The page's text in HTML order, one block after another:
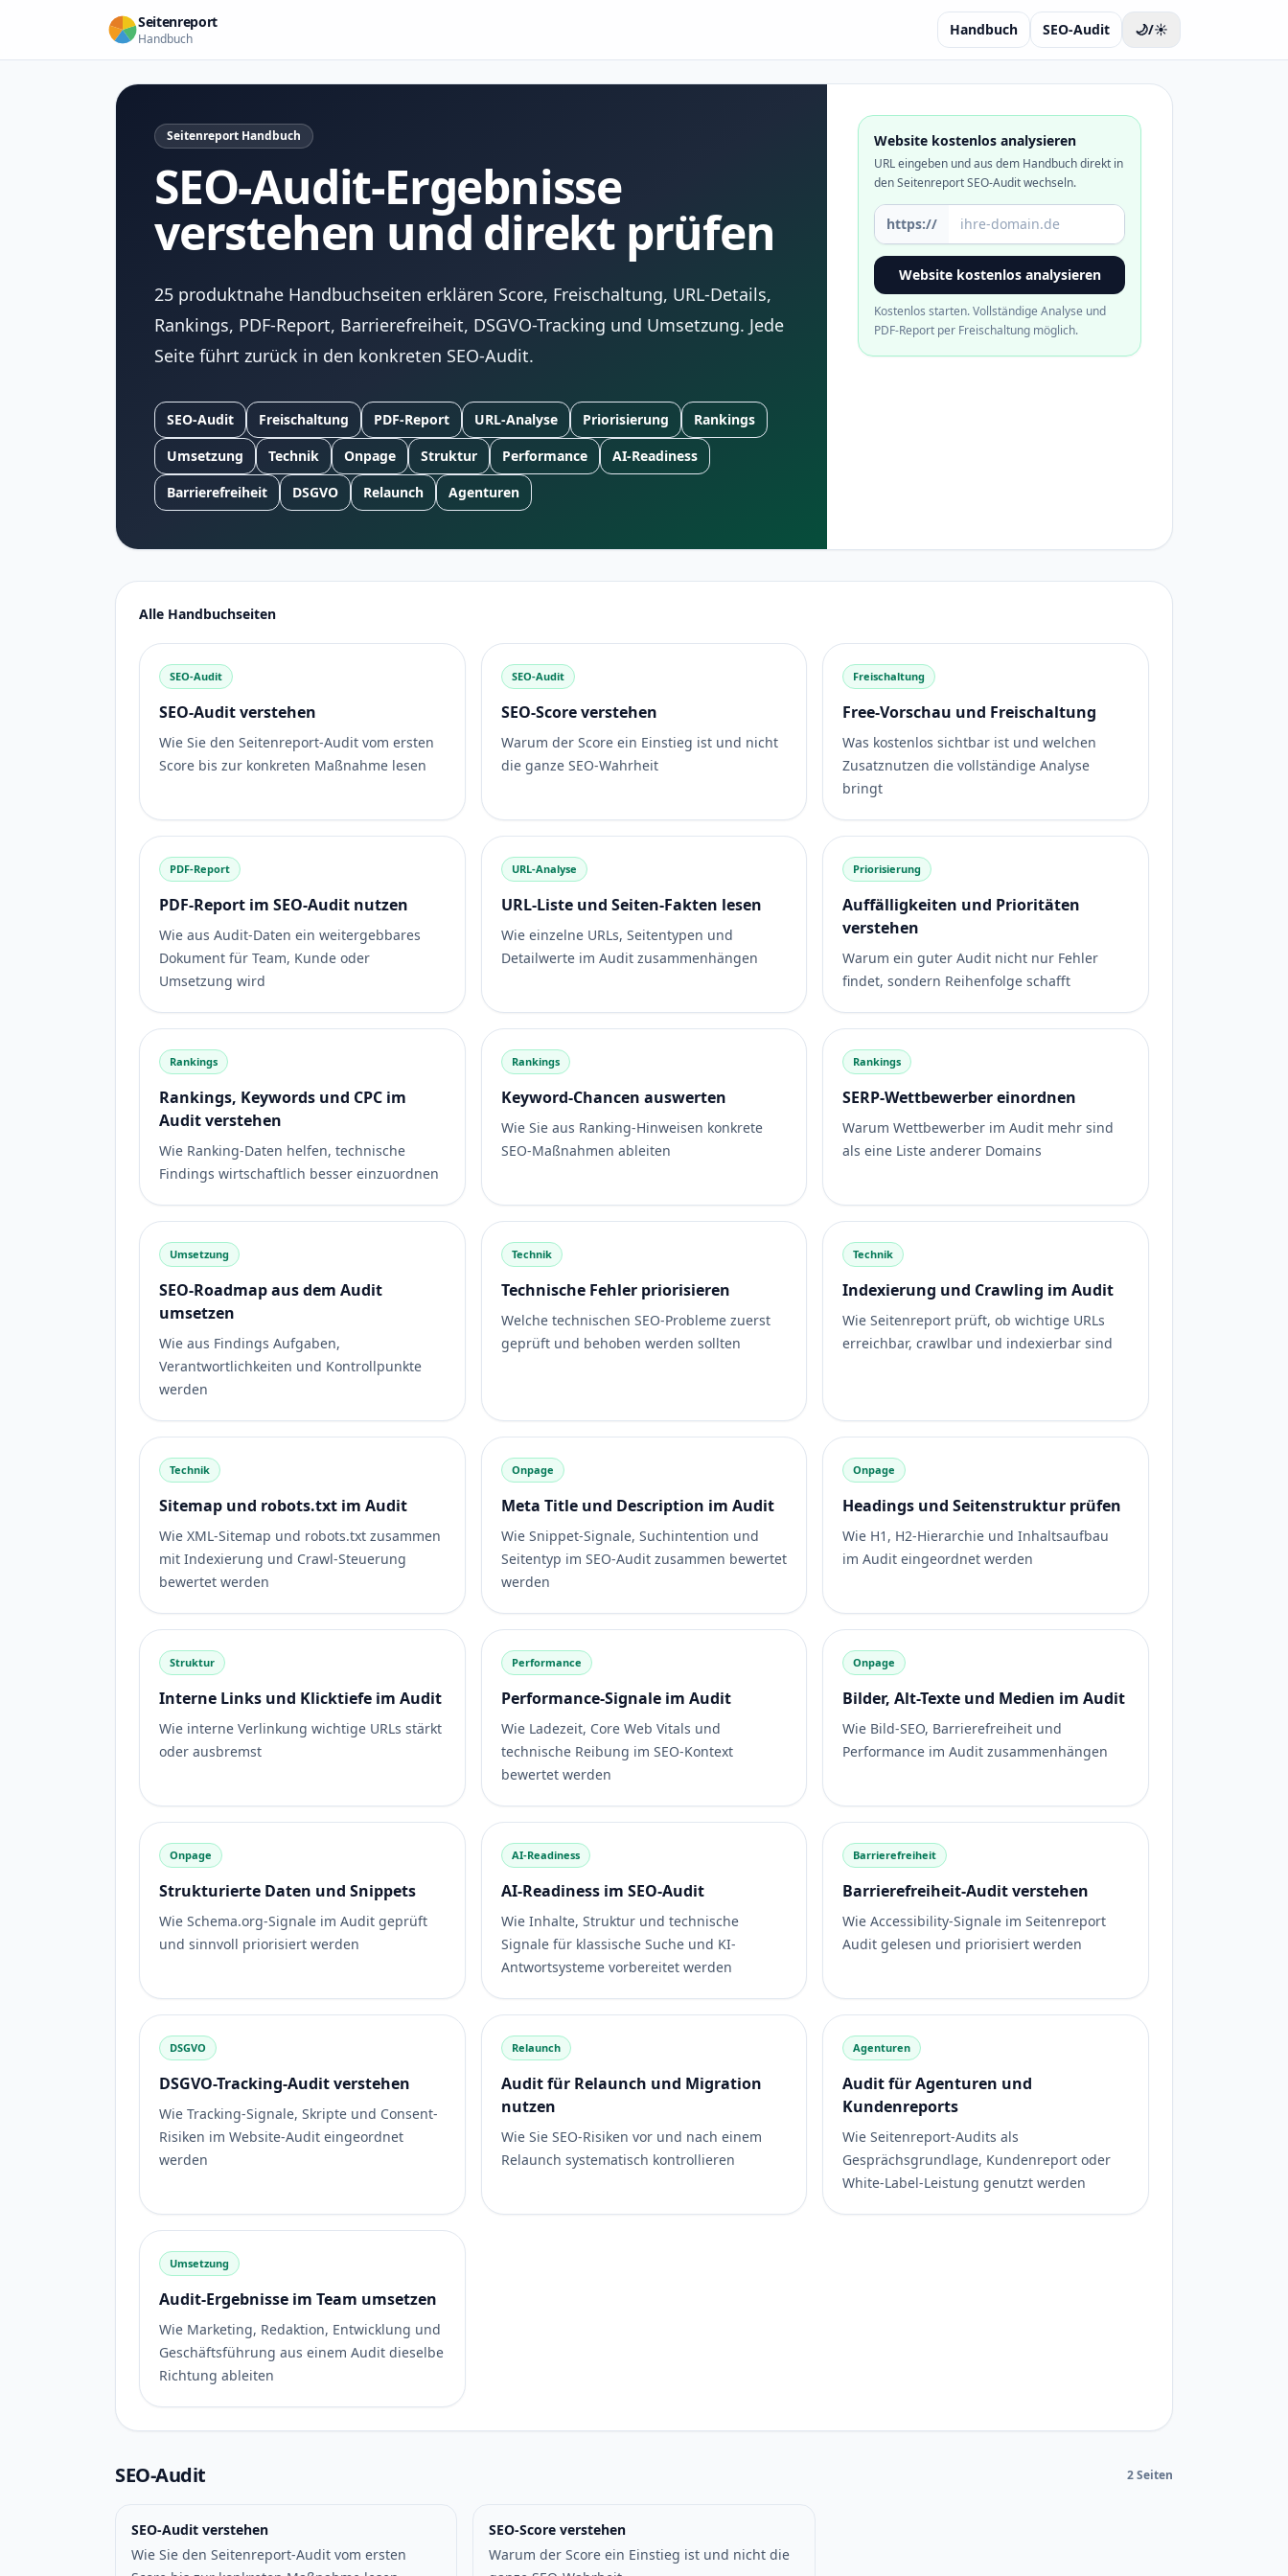
Seitenreport
Handbuch
Handbuch SEO-Audit 🌙/☀️
Seitenreport Handbuch
SEO-Audit-Ergebnisse
verstehen und direkt prüfen
25 produktnahe Handbuchseiten erklären Score, Freischaltung, URL-Details,
Rankings, PDF-Report, Barrierefreiheit, DSGVO-Tracking und Umsetzung. Jede
Seite führt zurück in den konkreten SEO-Audit.
SEO-Audit Freischaltung PDF-Report URL-Analyse Priorisierung
Rankings
Umsetzung
Technik Onpage Struktur Performance
AI-Readiness
Barrierefreiheit
DSGVO Relaunch Agenturen
Website kostenlos analysieren
URL eingeben und aus dem Handbuch direkt in
den Seitenreport SEO-Audit wechseln.
Domain oder URL
https://
Website kostenlos analysieren
Kostenlos starten. Vollständige Analyse und
PDF-Report per Freischaltung möglich.
Alle Handbuchseiten
SEO-Audit
SEO-Audit verstehen
Wie Sie den Seitenreport-Audit vom ersten
Score bis zur konkreten Maßnahme lesen
SEO-Audit
SEO-Score verstehen
Warum der Score ein Einstieg ist und nicht
die ganze SEO-Wahrheit
Freischaltung
Free-Vorschau und Freischaltung
Was kostenlos sichtbar ist und welchen
Zusatznutzen die vollständige Analyse
bringt
PDF-Report
PDF-Report im SEO-Audit nutzen
Wie aus Audit-Daten ein weitergebbares
Dokument für Team, Kunde oder
Umsetzung wird
URL-Analyse
URL-Liste und Seiten-Fakten lesen
Wie einzelne URLs, Seitentypen und
Detailwerte im Audit zusammenhängen
Priorisierung
Auffälligkeiten und Prioritäten
verstehen
Warum ein guter Audit nicht nur Fehler
findet, sondern Reihenfolge schafft
Rankings
Rankings, Keywords und CPC im
Audit verstehen
Wie Ranking-Daten helfen, technische
Findings wirtschaftlich besser einzuordnen
Rankings
Keyword-Chancen auswerten
Wie Sie aus Ranking-Hinweisen konkrete
SEO-Maßnahmen ableiten
Rankings
SERP-Wettbewerber einordnen
Warum Wettbewerber im Audit mehr sind
als eine Liste anderer Domains
Umsetzung
SEO-Roadmap aus dem Audit
umsetzen
Wie aus Findings Aufgaben,
Verantwortlichkeiten und Kontrollpunkte
werden
Technik
Technische Fehler priorisieren
Welche technischen SEO-Probleme zuerst
geprüft und behoben werden sollten
Technik
Indexierung und Crawling im Audit
Wie Seitenreport prüft, ob wichtige URLs
erreichbar, crawlbar und indexierbar sind
Technik
Sitemap und robots.txt im Audit
Wie XML-Sitemap und robots.txt zusammen
mit Indexierung und Crawl-Steuerung
bewertet werden
Onpage
Meta Title und Description im Audit
Wie Snippet-Signale, Suchintention und
Seitentyp im SEO-Audit zusammen bewertet
werden
Onpage
Headings und Seitenstruktur prüfen
Wie H1, H2-Hierarchie und Inhaltsaufbau
im Audit eingeordnet werden
Struktur
Interne Links und Klicktiefe im Audit
Wie interne Verlinkung wichtige URLs stärkt
oder ausbremst
Performance
Performance-Signale im Audit
Wie Ladezeit, Core Web Vitals und
technische Reibung im SEO-Kontext
bewertet werden
Onpage
Bilder, Alt-Texte und Medien im Audit
Wie Bild-SEO, Barrierefreiheit und
Performance im Audit zusammenhängen
Onpage
Strukturierte Daten und Snippets
Wie Schema.org-Signale im Audit geprüft
und sinnvoll priorisiert werden
AI-Readiness
AI-Readiness im SEO-Audit
Wie Inhalte, Struktur und technische
Signale für klassische Suche und KI-
Antwortsysteme vorbereitet werden
Barrierefreiheit
Barrierefreiheit-Audit verstehen
Wie Accessibility-Signale im Seitenreport
Audit gelesen und priorisiert werden
DSGVO
DSGVO-Tracking-Audit verstehen
Wie Tracking-Signale, Skripte und Consent-
Risiken im Website-Audit eingeordnet
werden
Relaunch
Audit für Relaunch und Migration
nutzen
Wie Sie SEO-Risiken vor und nach einem
Relaunch systematisch kontrollieren
Agenturen
Audit für Agenturen und
Kundenreports
Wie Seitenreport-Audits als
Gesprächsgrundlage, Kundenreport oder
White-Label-Leistung genutzt werden
Umsetzung
Audit-Ergebnisse im Team umsetzen
Wie Marketing, Redaktion, Entwicklung und
Geschäftsführung aus einem Audit dieselbe
Richtung ableiten
SEO-Audit 2 Seiten
SEO-Audit verstehen
Wie Sie den Seitenreport-Audit vom ersten
SEO-Score verstehen
Warum der Score ein Einstieg ist und nicht die